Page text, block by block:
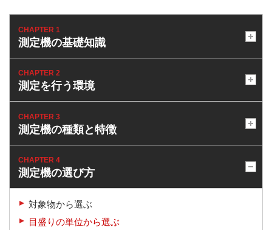
CHAPTER 1
測定機の基礎知識
CHAPTER 2
測定を行う環境
CHAPTER 3
測定機の種類と特徴
CHAPTER 4
測定機の選び方
対象物から選ぶ
目盛りの単位から選ぶ